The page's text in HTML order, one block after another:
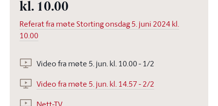
kl. 10.00
Referat fra møte Storting onsdag 5. juni 2024 kl.
10.00
Video fra møte 5. jun. kl. 10.00 - 1/2
Video fra møte 5. jun. kl. 14.57 - 2/2
Nett-TV